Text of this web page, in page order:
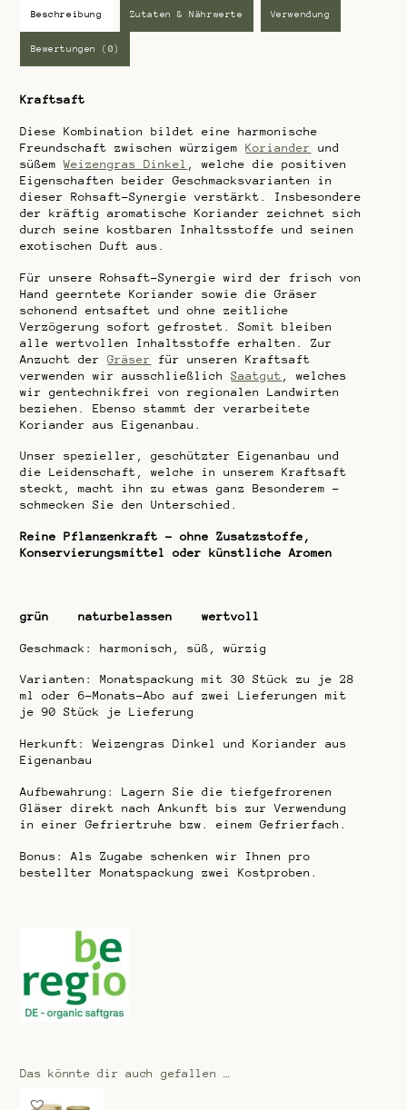
Beschreibung Zutaten & Nährwerte Verwendung
Bewertungen (0)
Kraftsaft
Diese Kombination bildet eine harmonische
Freundschaft zwischen würzigemKoriander und
süßemWeizengras Dinkel
, welche die positiven
Eigenschaften beider Geschmacksvarianten in
dieser Rohsaft-Synergie verstärkt. Insbesondere
der kräftig aromatische Koriander zeichnet sich
durch seine kostbaren Inhaltsstoffe und seinen
exotischen Duft aus.
Für unsere Rohsaft-Synergie wird der frisch von
Hand geerntete Koriander sowie die Gräser
schonend entsaftet und ohne zeitliche
Verzögerung sofort gefrostet. Somit bleiben
alle wertvollen Inhaltsstoffe erhalten. Zur
Anzucht derGräser für unseren Kraftsaft
verwenden wir ausschließlichSaatgut , welches
wir gentechnikfrei von regionalen Landwirten
beziehen. Ebenso stammt der verarbeitete
Koriander aus Eigenanbau.
Unser spezieller, geschützter Eigenanbau und
die Leidenschaft, welche in unserem Kraftsaft
steckt, macht ihn zu etwas ganz Besonderem –
schmecken Sie den Unterschied.
Reine Pflanzenkraft – ohne Zusatzstoffe,
Konservierungsmittel oder künstliche Aromen
grün naturbelassen wertvoll
Geschmack: harmonisch, süß, würzig
Varianten: Monatspackung mit 30 Stück zu je 28
ml oder 6-Monats-Abo auf zwei Lieferungen mit
je 90 Stück je Lieferung
Herkunft: Weizengras Dinkel und Koriander aus
Eigenanbau
Aufbewahrung: Lagern Sie die tiefgefrorenen
Gläser direkt nach Ankunft bis zur Verwendung
in einer Gefriertruhe bzw. einem Gefrierfach.
Bonus: Als Zugabe schenken wir Ihnen pro
bestellter Monatspackung zwei Kostproben.
Das könnte dir auch gefallen …